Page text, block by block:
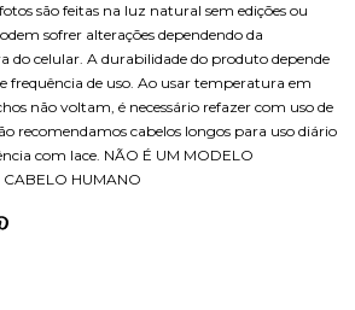
são feitas na luz natural sem edições ou
sofrer alterações dependendo da
do celular. A durabilidade do produto depende
frequência de uso. Ao usar temperatura em
não voltam, é necessário refazer com uso de
recomendamos cabelos longos para uso diário
com lace. NÃO É UM MODELO
CABELO HUMANO